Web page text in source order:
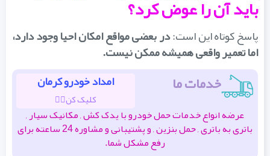
باید آن را عوض کرد؟
پاسخ کوتاه این است:در بعضی مواقع امکان احیا وجود دارد،
اما تعمیر واقعی همیشه ممکن نیست.
امداد خودرو کرمان
کلیک کن👆🏽
خدمات ما
عرضه انواع خدمات حمل خودرو با یدک کش , مکانیک سیار ,
باتری به باتری , حمل بنزین , و پشتیبانی و مشاوره 24 ساعته برای
رفع مشکل شما.